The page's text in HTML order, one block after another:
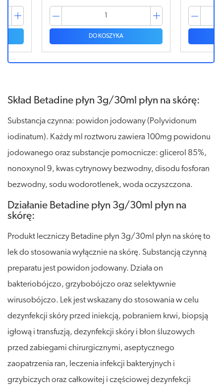
DO KOSZYKA
Skład Betadine płyn 3g/30ml płyn na skórę:
Substancja czynna: powidon jodowany (Polyvidonum
iodinatum). Każdy ml roztworu zawiera 100mg powidonu
jodowanego oraz substancje pomocnicze: glicerol 85%,
nonoxynol 9, kwas cytrynowy bezwodny, disodu fosforan
bezwodny, sodu wodorotlenek, woda oczyszczona.
Działanie Betadine płyn 3g/30ml płyn na
skórę:
Produkt leczniczy Betadine płyn 3g/30ml płyn na skórę to
lek do stosowania wyłącznie na skórę. Substancją czynną
preparatu jest powidon jodowany. Działa on
bakteriobójczo, grzybobójczo oraz selektywnie
wirusobójczo. Lek jest wskazany do stosowania w celu
dezynfekcji skóry przed iniekcją, pobraniem krwi, biopsją
igłową i transfuzją, dezynfekcji skóry i błon śluzowych
przed zabiegami chirurgicznymi, aseptycznego
zaopatrzenia ran, leczenia infekcji bakteryjnych i
grzybiczych oraz całkowitej i częściowej dezynfekcji